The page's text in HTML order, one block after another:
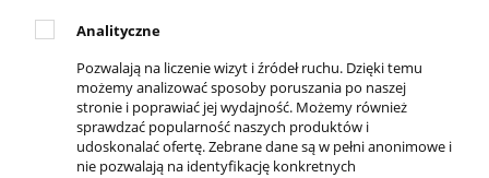
DLA KLIENTA
Kontakt
Twoje zamówienia
Ustawienia konta
Analityczne
Pozwalają na liczenie wizyt i źródeł ruchu. Dzięki temu
możemy analizować sposoby poruszania po naszej
stronie i poprawiać jej wydajność. Możemy również
sprawdzać popularność naszych produktów i
udoskonalać ofertę. Zebrane dane są w pełni anonimowe i
nie pozwalają na identyfikację konkretnych